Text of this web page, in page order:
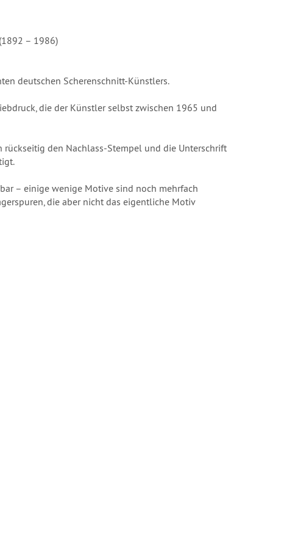
– 1986)
deutschen Scherenschnitt-Künstlers.
die der Künstler selbst zwischen 1965 und
rückseitig den Nachlass-Stempel und die Unterschrift
– einige wenige Motive sind noch mehrfach
die aber nicht das eigentliche Motiv